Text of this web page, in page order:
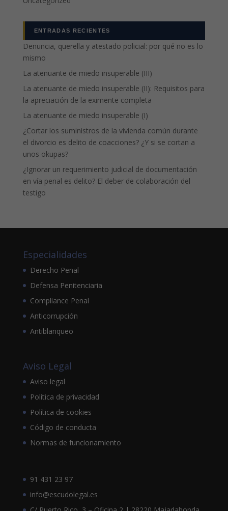
ENTRADAS RECIENTES
Denuncia, querella y atestado policial: por qué no es lo
mismo
La atenuante de miedo insuperable (III)
La atenuante de miedo insuperable (II): Requisitos para
la apreciación de la eximente completa
La atenuante de miedo insuperable (I)
¿Cortar los suministros de la vivienda común durante
el divorcio es delito de coacciones? ¿Y si se cortan a
unos okupas?
¿Ignorar un requerimiento judicial de documentación
en vía penal es delito? El deber de colaboración del
testigo
Especialidades
Derecho Penal
Defensa Penitenciaria
Compliance Penal
Anticorrupción
Antiblanqueo
Aviso Legal
Aviso legal
Política de privacidad
Política de cookies
Código de conducta
Normas de funcionamiento
91 431 23 97
info@escudolegal.es